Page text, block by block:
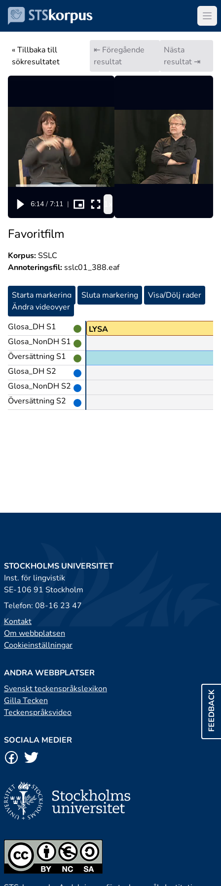
« Tillbaka till
sökresultatet
⇤ Föregående
resultat
Nästa
resultat ⇥
6:14 / 7:11 |
Favoritfilm
Korpus:SSLC
Annoteringsfil: sslc01_388.eaf
Starta markering Sluta markering
Visa/Dölj rader
Ändra videovyer
Glosa_DH S1
Glosa_NonDH S1
Översättning S1
Glosa_DH S2
Glosa_NonDH S2
Översättning S2
LYSA
FEEDBACK
STOCKHOLMS UNIVERSITET
Inst. för lingvistik
SE-106 91 Stockholm
Telefon: 08-16 23 47
Kontakt
Om webbplatsen
Cookieinställningar
ANDRA WEBBPLATSER
Svenskt teckenspråkslexikon
Gilla Tecken
Teckenspråksvideo
SOCIALA MEDIER